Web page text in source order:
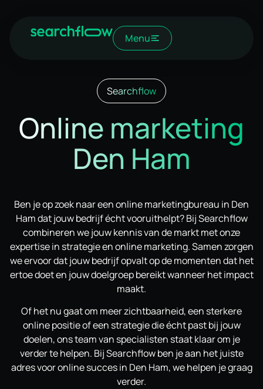
Menu
Searchflow
Online marketing
Den Ham
Ben je op zoek naar een online marketingbureau in Den
Ham dat jouw bedrijf écht vooruithelpt? Bij Searchflow
combineren we jouw kennis van de markt met onze
expertise in strategie en online marketing. Samen zorgen
we ervoor dat jouw bedrijf opvalt op de momenten dat het
ertoe doet en jouw doelgroep bereikt wanneer het impact
maakt.
Of het nu gaat om meer zichtbaarheid, een sterkere
online positie of een strategie die écht past bij jouw
doelen, ons team van specialisten staat klaar om je
verder te helpen. Bij Searchflow ben je aan het juiste
adres voor online succes in Den Ham, we helpen je graag
verder.